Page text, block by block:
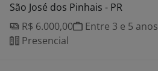
São José dos Pinhais - PR
R$ 6.000,00
Entre 3 e 5 anos
Presencial